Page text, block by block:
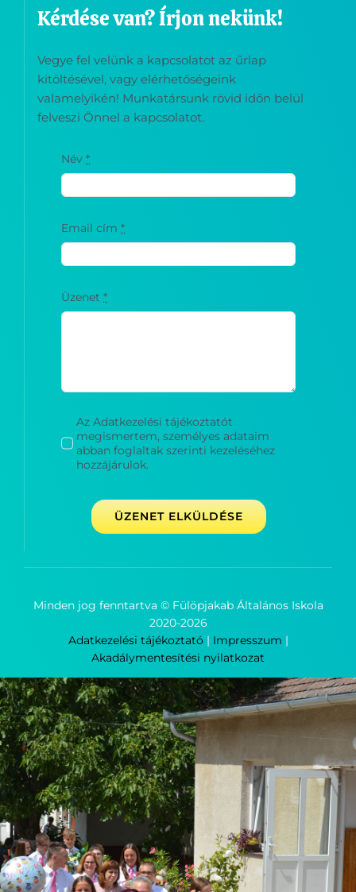
Kérdése van? Írjon nekünk!
Vegye fel velünk a kapcsolatot az űrlap
kitöltésével, vagy elérhetőségeink
valamelyikén! Munkatársunk rövid időn belül
felveszi Önnel a kapcsolatot.
Név*
Email cím*
Üzenet*
Az Adatkezelési tájékoztatót
megismertem, személyes adataim
abban foglaltak szerinti kezeléséhez
hozzájárulok.
ÜZENET ELKÜLDÉSE
Minden jog fenntartva © Fülöpjakab Általános Iskola
2020-2026
Adatkezelési tájékoztató | Impresszum |
Akadálymentesítési nyilatkozat